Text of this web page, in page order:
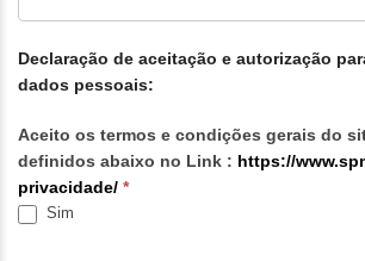
Declaração de aceitação e autorização
dados pessoais:
Aceito os termos e condições gerais do
definidos abaixo no Link : https://
privacidade/ *
Sim